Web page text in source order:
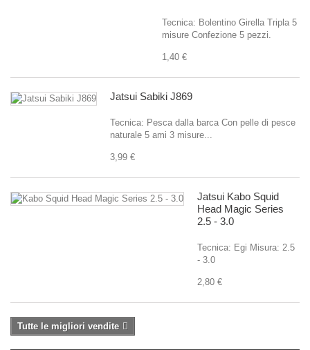
Tecnica: Bolentino Girella Tripla 5
misure Confezione 5 pezzi.
1,40 €
Jatsui Sabiki J869
Tecnica: Pesca dalla barca Con pelle di pesce
naturale 5 ami 3 misure...
3,99 €
Jatsui Kabo Squid
Head Magic Series
2.5 - 3.0
Tecnica: Egi Misura: 2.5
- 3.0
2,80 €
Tutte le migliori vendite